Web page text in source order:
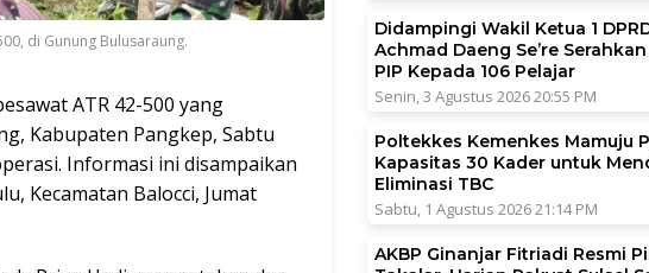
di Gunung Bulusaraung.
ATR 42-500 yang
Kabupaten Pangkep, Sabtu
Informasi ini disampaikan
Kecamatan Balocci, Jumat
Didampingi Wakil Ketua 1
Achmad Daeng Se’re
PIP Kepada 106 Pelajar
Senin, 3 Agustus 2026 20:55 PM
Poltekkes Kemenkes Mamuju
Kapasitas 30 Kader untuk
Eliminasi TBC
Sabtu, 1 Agustus 2026 21:14 PM
AKBP Ginanjar Fitriadi Resmi